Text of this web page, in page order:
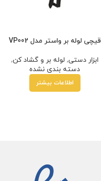
قیچی لوله بر واستر مدل VP002
ابزار دستی, لوله بر و گشاد کن,
دسته بندی نشده
اطلاعات بیشتر